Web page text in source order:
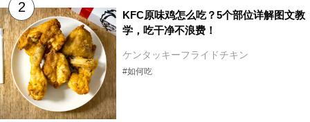
KFC原味鸡怎么吃？5个部位详解图文教
学，吃干净不浪费！
ケンタッキーフライドチキン
#如何吃